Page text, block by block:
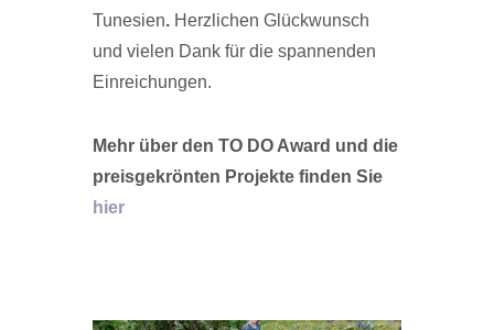
Tunesien. Herzlichen Glückwunsch
und vielen Dank für die spannenden
Einreichungen.
Mehr über den TO DO Award und die
preisgekrönten Projekte finden Sie
hier